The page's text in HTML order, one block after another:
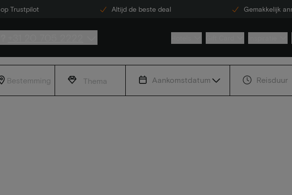
op Trustpilot Altijd de beste deal Gemakkelijk
Thema Aankomstdatum Reisduur